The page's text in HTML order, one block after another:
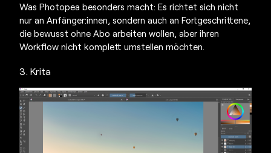
Was Photopea besonders macht: Es richtet sich nicht
nur an Anfänger:innen, sondern auch an Fortgeschrittene,
die bewusst ohne Abo arbeiten wollen, aber ihren
Workflow nicht komplett umstellen möchten.
3. Krita